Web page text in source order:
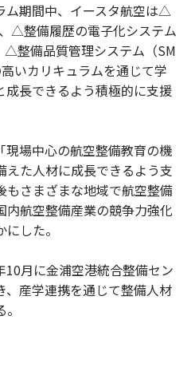
ム期間中、イースタ航空は△
△整備履歴の電子化システム
△整備品質管理システム（SM
いカリキュラムを通じて学
成長できるよう積極的に支援
現場中心の航空整備教育の機
えた人材に成長できるよう支
もさまざまな地域で航空整備
内航空整備産業の競争力強化
した。
10月に金浦空港統合整備セン
、産学連携を通じて整備人材